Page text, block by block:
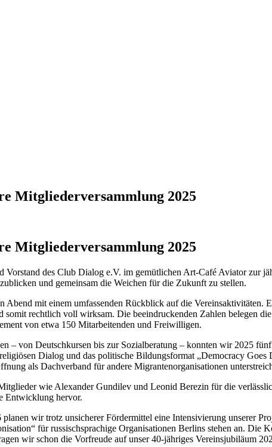
Mitgliederversammlung 2025
Mitgliederversammlung 2025
Vorstand des Club Dialog e.V. im gemütlichen Art-Café Aviator zur
und gemeinsam die Weichen für die Zukunft zu stellen.
Abend mit einem umfassenden Rückblick auf die
somit rechtlich voll wirksam. Die beeindruckenden Zahlen belegen
von etwa 150 Mitarbeitenden und Freiwilligen.
– von Deutschkursen bis zur Sozialberatung – konnten wir 2025
Dialog und das politische Bildungsformat „Democracy
als Dachverband für andere Migrantenorganisationen
wie Alexander Gundilev und Leonid Berezin für die
Entwicklung hervor.
wir trotz unsicherer Fördermittel eine Intensivierung unserer
für russischsprachige Organisationen Berlins stehen an.
wir schon die Vorfreude auf unser 40-jähriges Vereinsjubiläum